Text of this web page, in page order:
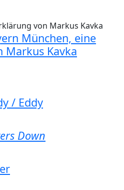
München, eine
Markus Kavka
/ Eddy
Down